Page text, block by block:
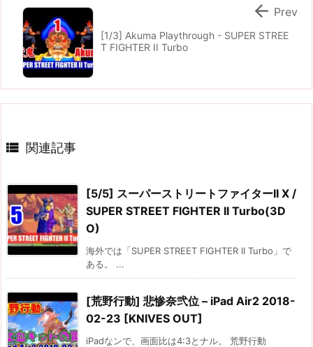
[1/3] Akuma Playthrough - SUPER STREE
T FIGHTER II Turbo
 Prev
 関連記事
[5/5] スーパーストリートファイターII X /
SUPER STREET FIGHTER II Turbo(3D
O)
海外では「SUPER STREET FIGHTER II Turbo」で
ある。 ...
[荒野行動] 悲惨奈弐位 – iPad Air2 2018-
02-23 [KNIVES OUT]
iPadなンで、画面比は4:3とナル。 荒野行動